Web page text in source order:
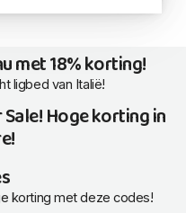
met 18% korting!
ligbed van Italië!
Hoge korting in
korting met deze codes!